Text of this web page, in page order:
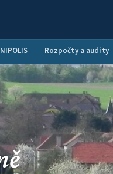
Rozpočty a audity